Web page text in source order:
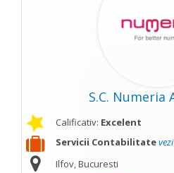
S.C. Numeria
Calificativ: Excelent
Servicii Contabilitate
Ilfov, Bucuresti